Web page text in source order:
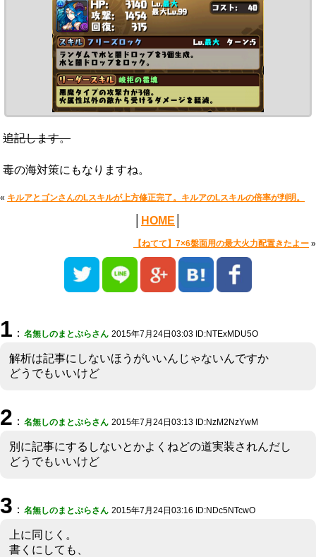
追記します。
毒の海対策にもなりますね。
« キルアとゴンさんのLスキルが上方修正完了。キルアのLスキルの倍率が判明。
HOME
【ねてて】7×6盤面用の最大火力配置きたよー »
1 ： 名無しのまとぷらさん 2015年7月24日03:03 ID:NTExMDU5O
解析は記事にしないほうがいいんじゃないんですか
どうでもいいけど
2 ： 名無しのまとぷらさん 2015年7月24日03:13 ID:NzM2NzYwM
別に記事にするしないとかよくねどの道実装されんだし
どうでもいいけど
3 ： 名無しのまとぷらさん 2015年7月24日03:16 ID:NDc5NTcwO
上に同じく。
書くにしても、